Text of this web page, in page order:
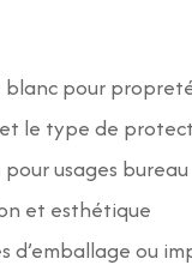
pour
le type de
usages
et esthétique
d’emballage ou